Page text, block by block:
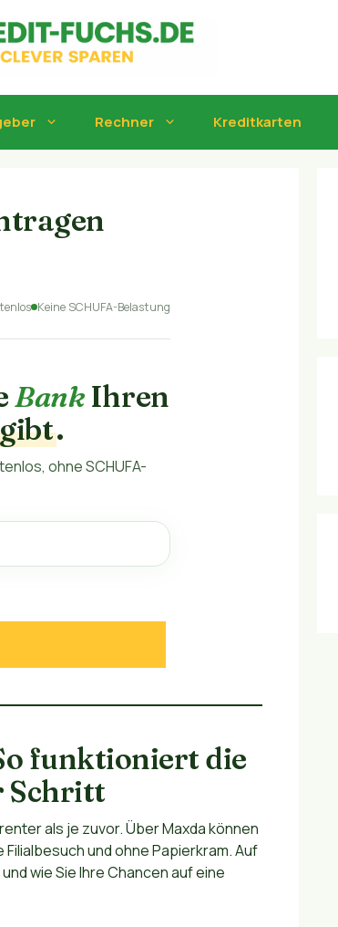
Rechner Kreditkarten
Keine SCHUFA-Belastung
BankIhren
.
ohne SCHUFA-
funktioniert die
Schritt
als je zuvor. Über Maxda können
und ohne Papierkram. Auf
wie Sie Ihre Chancen auf eine